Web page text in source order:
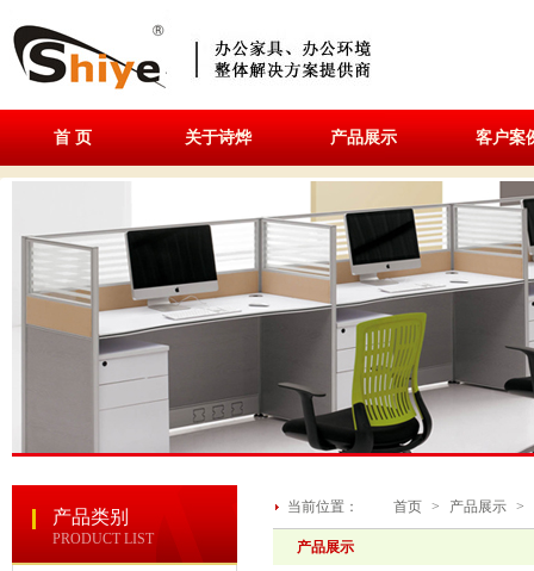
首 页 关于诗烨 产品展示 客户案
产品类别
PRODUCT LIST
当前位置： 首页 > 产品展示 >
产品展示